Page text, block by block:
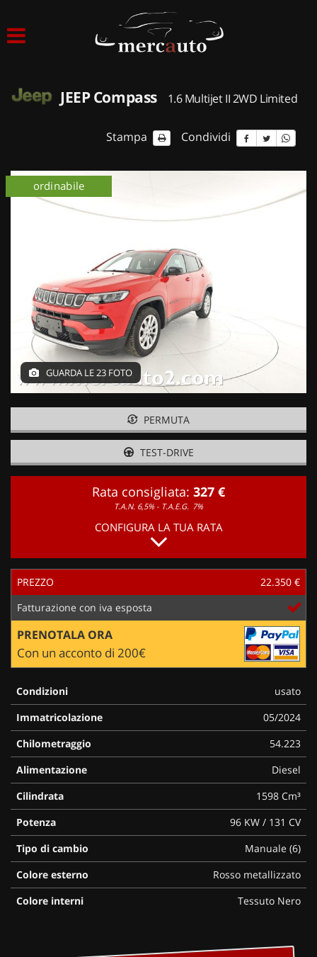
ACQUISTIAMO USATO
NOLEGGIO AUTO
NOLEGGIO BREVE TERMINE
CONTATTI
JEEP Compass 1.6 Multijet II 2WD Limited
Stampa Condividi
ordinabile
GUARDA LE 23 FOTO
PERMUTA
TEST-DRIVE
Rata consigliata: 327 €
T.A.N. 6,5% - T.A.E.G. 7%
CONFIGURA LA TUA RATA
PREZZO
22.350 €
Fatturazione con iva esposta
PRENOTALA ORA
Con un acconto di 200€
Condizioni
usato
Immatricolazione
05/2024
Chilometraggio
54.223
Alimentazione
Diesel
Cilindrata
1598 Cm³
Potenza
96 KW / 131 CV
Tipo di cambio
Manuale (6)
Colore esterno
Rosso metallizzato
Colore interni
Tessuto Nero